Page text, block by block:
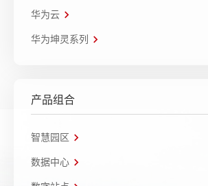
华为云
华为坤灵系列
产品组合
智慧园区
数据中心